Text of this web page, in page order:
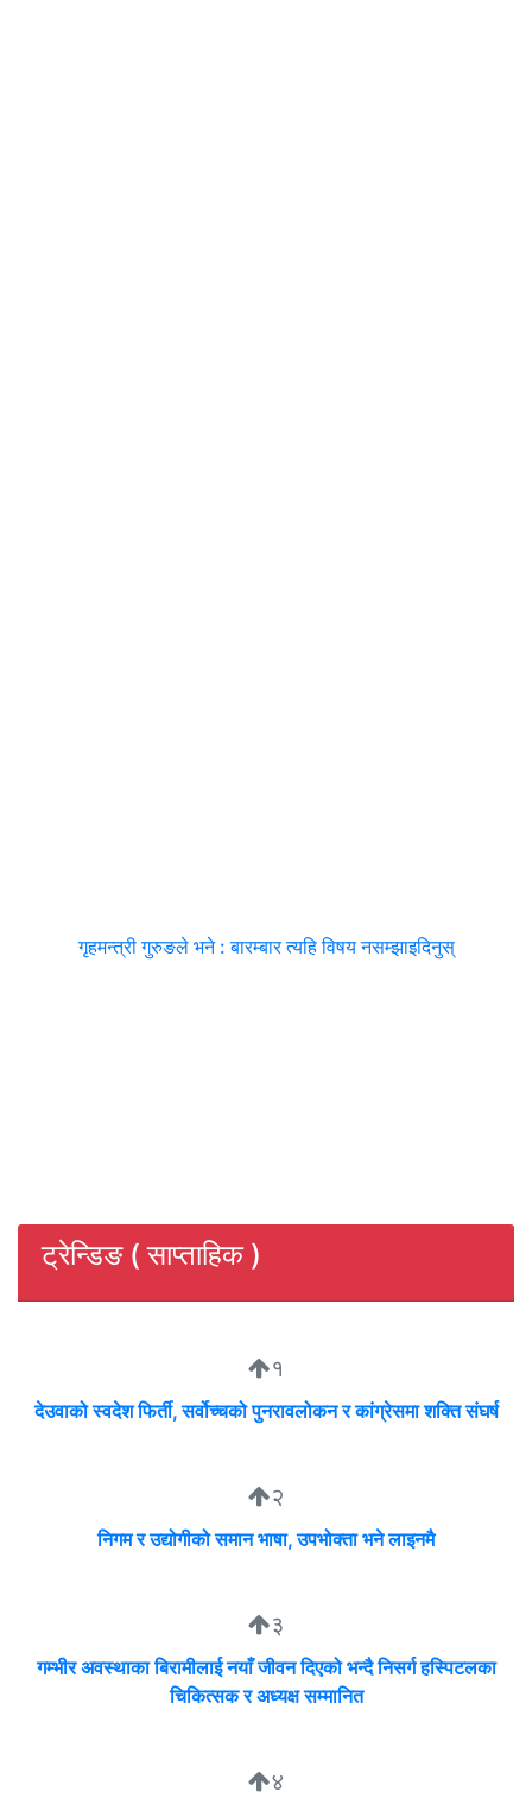
गृहमन्त्री गुरुङले भने : बारम्बार त्यहि विषय नसम्झाइदिनुस्
ट्रेन्डिङ ( साप्ताहिक )
१
देउवाको स्वदेश फिर्ती, सर्वोच्चको पुनरावलोकन र कांग्रेसमा शक्ति संघर्ष
२
निगम र उद्योगीको समान भाषा, उपभोक्ता भने लाइनमै
३
गम्भीर अवस्थाका बिरामीलाई नयाँ जीवन दिएको भन्दै निसर्ग हस्पिटलका
चिकित्सक र अध्यक्ष सम्मानित
४